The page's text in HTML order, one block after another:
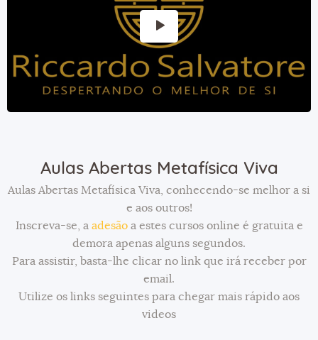
Aulas Abertas Metafísica Viva
Aulas Abertas Metafísica Viva, conhecendo-se melhor a si
e aos outros!
Inscreva-se, a adesãoa estes cursos online é gratuita e
demora apenas alguns segundos.
Para assistir, basta-lhe clicar no link que irá receber por
email.
Utilize os links seguintes para chegar mais rápido aos
videos